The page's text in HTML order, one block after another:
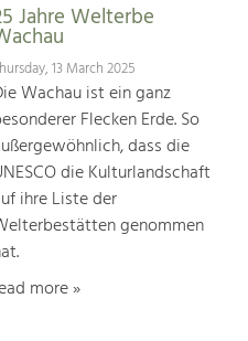
Jahre Welterbe
13 March 2025
Wachau ist ein ganz
Flecken Erde. So
dass die
die Kulturlandschaft
ihre Liste der
genommen
more »